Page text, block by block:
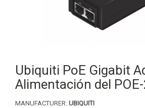
Ubiquiti PoE Gigabit
Alimentación del
MANUFACTURER: UBIQUITI